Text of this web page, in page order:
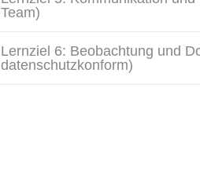
Team)
Lernziel 6: Beobachtung und
datenschutzkonform)